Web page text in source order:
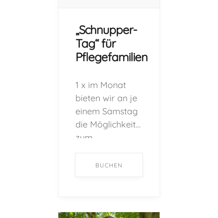
sehr wichtig! Je
nach
Besonderheiten
Kinder, […] ...
„Schnupper-
Tag“ für
Pflegefamilien
1 x im Monat
bieten wir an je
einem Samstag
die Möglichkeit
zum
Kennenlernen
BUCHEN